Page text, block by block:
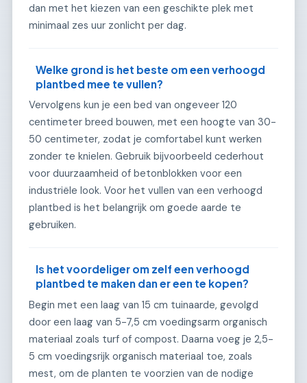
dan met het kiezen van een geschikte plek met
minimaal zes uur zonlicht per dag.
Welke grond is het beste om een verhoogd
plantbed mee te vullen?
Vervolgens kun je een bed van ongeveer 120
centimeter breed bouwen, met een hoogte van 30-
50 centimeter, zodat je comfortabel kunt werken
zonder te knielen. Gebruik bijvoorbeeld cederhout
voor duurzaamheid of betonblokken voor een
industriële look. Voor het vullen van een verhoogd
plantbed is het belangrijk om goede aarde te
gebruiken.
Is het voordeliger om zelf een verhoogd
plantbed te maken dan er een te kopen?
Begin met een laag van 15 cm tuinaarde, gevolgd
door een laag van 5-7,5 cm voedingsarm organisch
materiaal zoals turf of compost. Daarna voeg je 2,5-
5 cm voedingsrijk organisch materiaal toe, zoals
mest, om de planten te voorzien van de nodige